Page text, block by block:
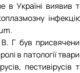
в Україні виявив
В. Г був
в патології
пестивірусів